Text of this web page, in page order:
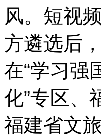
风。短视
方遴选后
在“学习强
化”专区、
福建省文